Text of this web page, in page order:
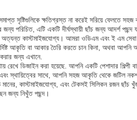
সৃষ্টিগুলিকে ক্ষতিগ্রস্ত না করেই সরিয়ে ফেলতে
পরিচিত, এটি একটি দীর্ঘস্থায়ী ছাঁচ জন্য আদর্শ পছন্দ
অত্যন্ত কাস্টমাইজযোগ্য। আমরা ওডিএম এবং ই এম
আকৃতি বা আকার তৈরি করতে চান কিনা, অথবা
জন্য এখানে.
রেখে ডিজাইন করা হয়েছে. আপনি একটি পেশাদার শিল্পী
স্থায়িত্বের সাথে, আপনি সহজ আকৃতি থেকে জটিল
কাস্টমাইজযোগ্য, এবং টেকসই সিলিকন রজন
জন্য নিখুঁত পছন্দ।